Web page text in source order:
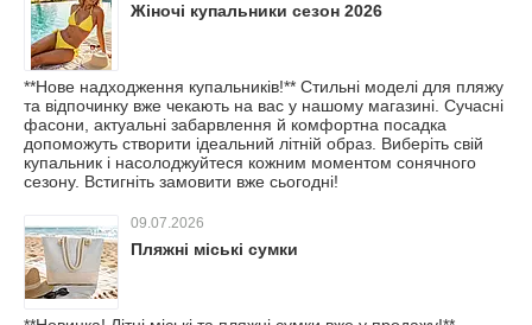
Жіночі купальники сезон 2026
**Нове надходження купальників!** Стильні моделі для пляжу
та відпочинку вже чекають на вас у нашому магазині. Сучасні
фасони, актуальні забарвлення й комфортна посадка
допоможуть створити ідеальний літній образ. Виберіть свій
купальник і насолоджуйтеся кожним моментом сонячного
сезону. Встигніть замовити вже сьогодні!
09.07.2026
Пляжні міські сумки